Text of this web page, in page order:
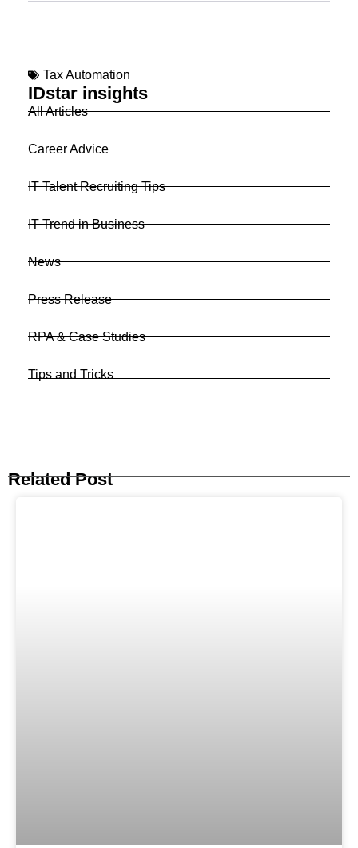
Tax Automation
IDstar insights
All Articles
Career Advice
IT Talent Recruiting Tips
IT Trend in Business
News
Press Release
RPA & Case Studies
Tips and Tricks
Related Post